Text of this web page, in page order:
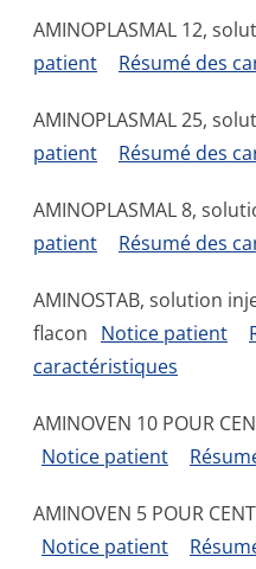
AMINOPLASMAL 12,
patient
Résumé des
AMINOPLASMAL 25,
patient
Résumé des
AMINOPLASMAL 8,
patient
Résumé des
AMINOSTAB, solution
flacon Notice patient
caractéristiques
AMINOVEN 10 POUR
Notice patient
AMINOVEN 5 POUR
Notice patient